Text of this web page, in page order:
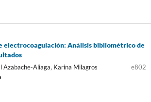
electrocoagulación: Análisis bibliométrico de
Aliaga, Karina Milagros
e802